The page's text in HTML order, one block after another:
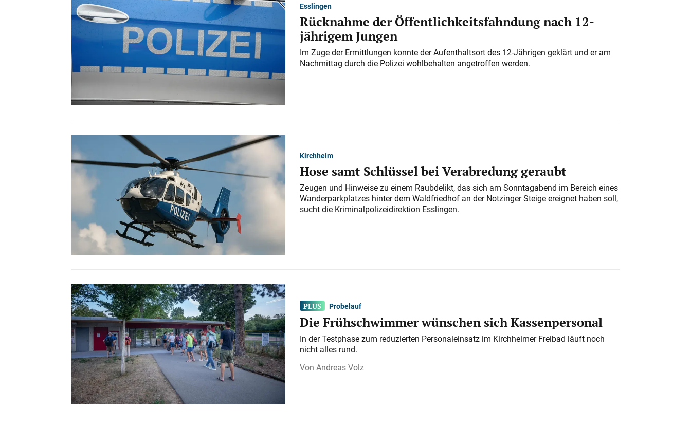
Esslingen
Rücknahme der Öffentlichkeitsfahndung nach 12-
jährigem Jungen
Im Zuge der Ermittlungen konnte der Aufenthaltsort des 12-Jährigen geklärt und er am
Nachmittag durch die Polizei wohlbehalten angetroffen werden.
Kirchheim
Hose samt Schlüssel bei Verabredung geraubt
Zeugen und Hinweise zu einem Raubdelikt, das sich am Sonntagabend im Bereich eines
Wanderparkplatzes hinter dem Waldfriedhof an der Notzinger Steige ereignet haben soll,
sucht die Kriminalpolizeidirektion Esslingen.
Probelauf
Die Frühschwimmer wünschen sich Kassenpersonal
In der Testphase zum reduzierten Personaleinsatz im Kirchheimer Freibad läuft noch
nicht alles rund.
Andreas Volz